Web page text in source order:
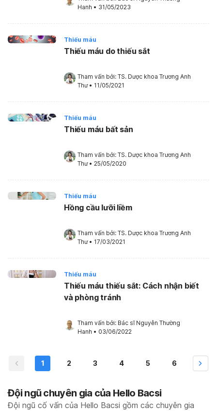
Hanh • 31/05/2023
Thiếu máu
Thiếu máu do thiếu sắt
Tham vấn bởi: TS. Dược khoa Trương Anh
Thư • 11/05/2021
Thiếu máu
Thiếu máu bất sản
Tham vấn bởi: TS. Dược khoa Trương Anh
Thư • 25/05/2020
Thiếu máu
Hồng cầu lưỡi liềm
Tham vấn bởi: TS. Dược khoa Trương Anh
Thư • 17/03/2021
Thiếu máu
Thiếu máu thiếu sắt: Cách nhận biết
và phòng tránh
Tham vấn bởi: Bác sĩ Nguyễn Thường
Hanh • 03/06/2022
1 2 3 4 5 6
Đội ngũ chuyên gia của Hello Bacsi
Đội ngũ cố vấn của Hello Bacsi gồm các chuyên gia